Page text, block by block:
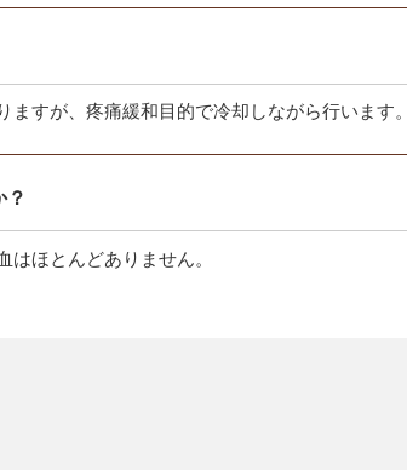
ますが、疼痛緩和目的で冷却しながら行います。
？
はほとんどありません。